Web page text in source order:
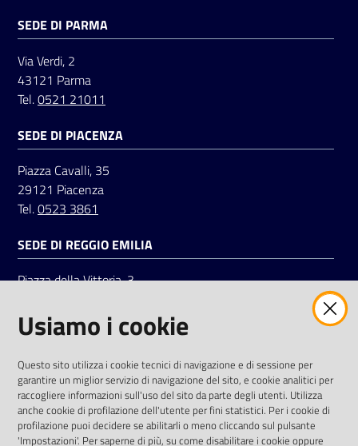
Registrati
Seguici
su
SEDE DI PARMA
Via Verdi, 2
43121 Parma
Tel.0521 21011
SEDE DI PIACENZA
Piazza Cavalli, 35
29121 Piacenza
Tel.0523 3861
SEDE DI REGGIO EMILIA
Piazza della Vittoria, 3
Tel.0522 7961
LinkedinFacebookInstagram
Usiamo i cookie
Questo sito utilizza i cookie tecnici di navigazione e di sessione per
garantire un miglior servizio di navigazione del sito, e cookie analitici per
raccogliere informazioni sull'uso del sito da parte degli utenti. Utilizza
anche cookie di profilazione dell'utente per fini statistici. Per i cookie di
profilazione puoi decidere se abilitarli o meno cliccando sul pulsante
'Impostazioni'. Per saperne di più, su come disabilitare i cookie oppure